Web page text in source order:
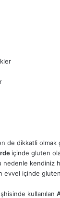
de dikkatli olmak
içinde gluten
nedenle kendiniz
içinde gluten
kullanılan